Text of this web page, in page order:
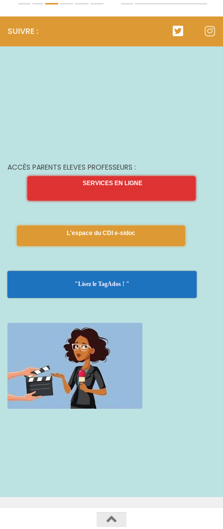
SUIVRE :
ACCÈS PARENTS ELEVES PROFESSEURS :
SERVICES EN LIGNE
L'espace du CDI e-sidoc
"Lisez le TagAdos ! "